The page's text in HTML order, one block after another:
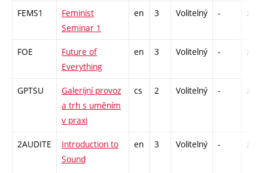
FEMS1
Feminist
Seminar 1
en 3 Volitelný - zá
FOE
Future of
Everything
en 3 Volitelný - zá
GPTSU
Galerijní provoz
a trh s uměním
v praxi
cs 2 Volitelný - zá
2AUDITE
Introduction to
Sound
en 3 Volitelný - zá